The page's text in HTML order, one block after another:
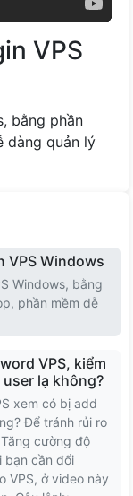
VPS
bằng phần
dàng quản lý
VPS Windows
Windows, bằng
phần mềm dễ
VPS, kiểm
lạ không?
xem có bị add
Để tránh rủi ro
cường độ
bạn cần đổi
VPS, ở video này